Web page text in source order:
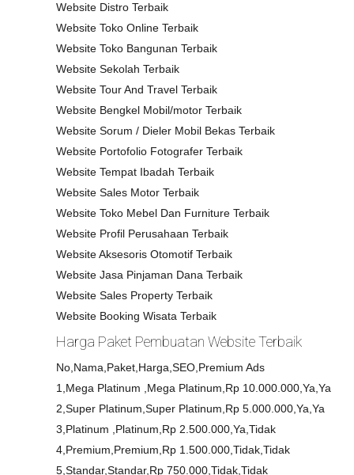
Website Distro Terbaik
Website Toko Online Terbaik
Website Toko Bangunan Terbaik
Website Sekolah Terbaik
Website Tour And Travel Terbaik
Website Bengkel Mobil/motor Terbaik
Website Sorum / Dieler Mobil Bekas Terbaik
Website Portofolio Fotografer Terbaik
Website Tempat Ibadah Terbaik
Website Sales Motor Terbaik
Website Toko Mebel Dan Furniture Terbaik
Website Profil Perusahaan Terbaik
Website Aksesoris Otomotif Terbaik
Website Jasa Pinjaman Dana Terbaik
Website Sales Property Terbaik
Website Booking Wisata Terbaik
Harga Paket Pembuatan Website Terbaik
No,Nama,Paket,Harga,SEO,Premium Ads
1,Mega Platinum ,Mega Platinum,Rp 10.000.000,Ya,Ya
2,Super Platinum,Super Platinum,Rp 5.000.000,Ya,Ya
3,Platinum ,Platinum,Rp 2.500.000,Ya,Tidak
4,Premium,Premium,Rp 1.500.000,Tidak,Tidak
5,Standar,Standar,Rp 750.000,Tidak,Tidak